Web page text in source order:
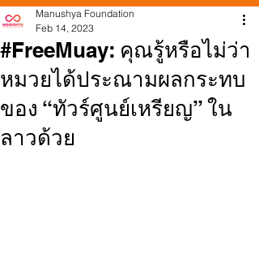
#FreeMuay: คุณรู้หรือไม่ว่า
หมวยได้ประณามผลกระทบ
ของ “ทัวร์ศูนย์เหรียญ” ใน
ลาวด้วย
Manushya Foundation
Feb 14, 2023